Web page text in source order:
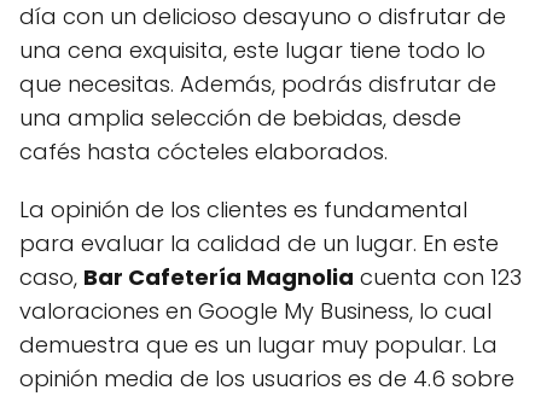
día con un delicioso desayuno o disfrutar de
una cena exquisita, este lugar tiene todo lo
que necesitas. Además, podrás disfrutar de
una amplia selección de bebidas, desde
cafés hasta cócteles elaborados.
La opinión de los clientes es fundamental
para evaluar la calidad de un lugar. En este
caso, Bar Cafetería Magnolia cuenta con 123
valoraciones en Google My Business, lo cual
demuestra que es un lugar muy popular. La
opinión media de los usuarios es de 4.6 sobre